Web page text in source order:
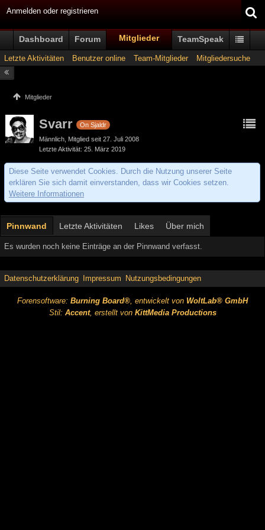
Anmelden oder registrieren
Dashboard Forum Mitglieder TeamSpeak
Letzte Aktivitäten Benutzer online Team-Mitglieder Mitgliedersuche
Mitglieder
Svarr
On Sjaldr
Männlich Mitglied seit 27. Juli 2008
Letzte Aktivität 25. März 2019
Diese Seite verwendet Cookies. Durch die Nutzung unserer Seite
erklären Sie sich damit einverstanden, dass wir Cookies setzen.
Weitere Informationen
Pinnwand Letzte Aktivitäten Likes Über mich
Es wurden noch keine Einträge an der Pinnwand verfasst.
Datenschutzerklärung Impressum Nutzungsbedingungen
Forensoftware: Burning Board®, entwickelt von WoltLab® GmbH
Stil: Accent, erstellt von KittMedia Productions